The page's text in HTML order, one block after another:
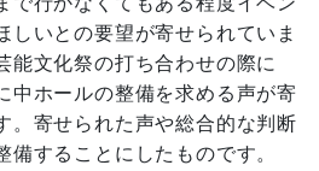
しいとの要望が寄せられていま
能文化祭の打ち合わせの際に
中ホールの整備を求める声が寄
。寄せられた声や総合的な判断
備することにしたものです。